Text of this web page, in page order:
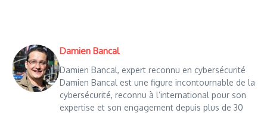
Damien Bancal
Damien Bancal, expert reconnu en cybersécurité
Damien Bancal est une figure incontournable de la
cybersécurité, reconnu à l’international pour son
expertise et son engagement depuis plus de 30